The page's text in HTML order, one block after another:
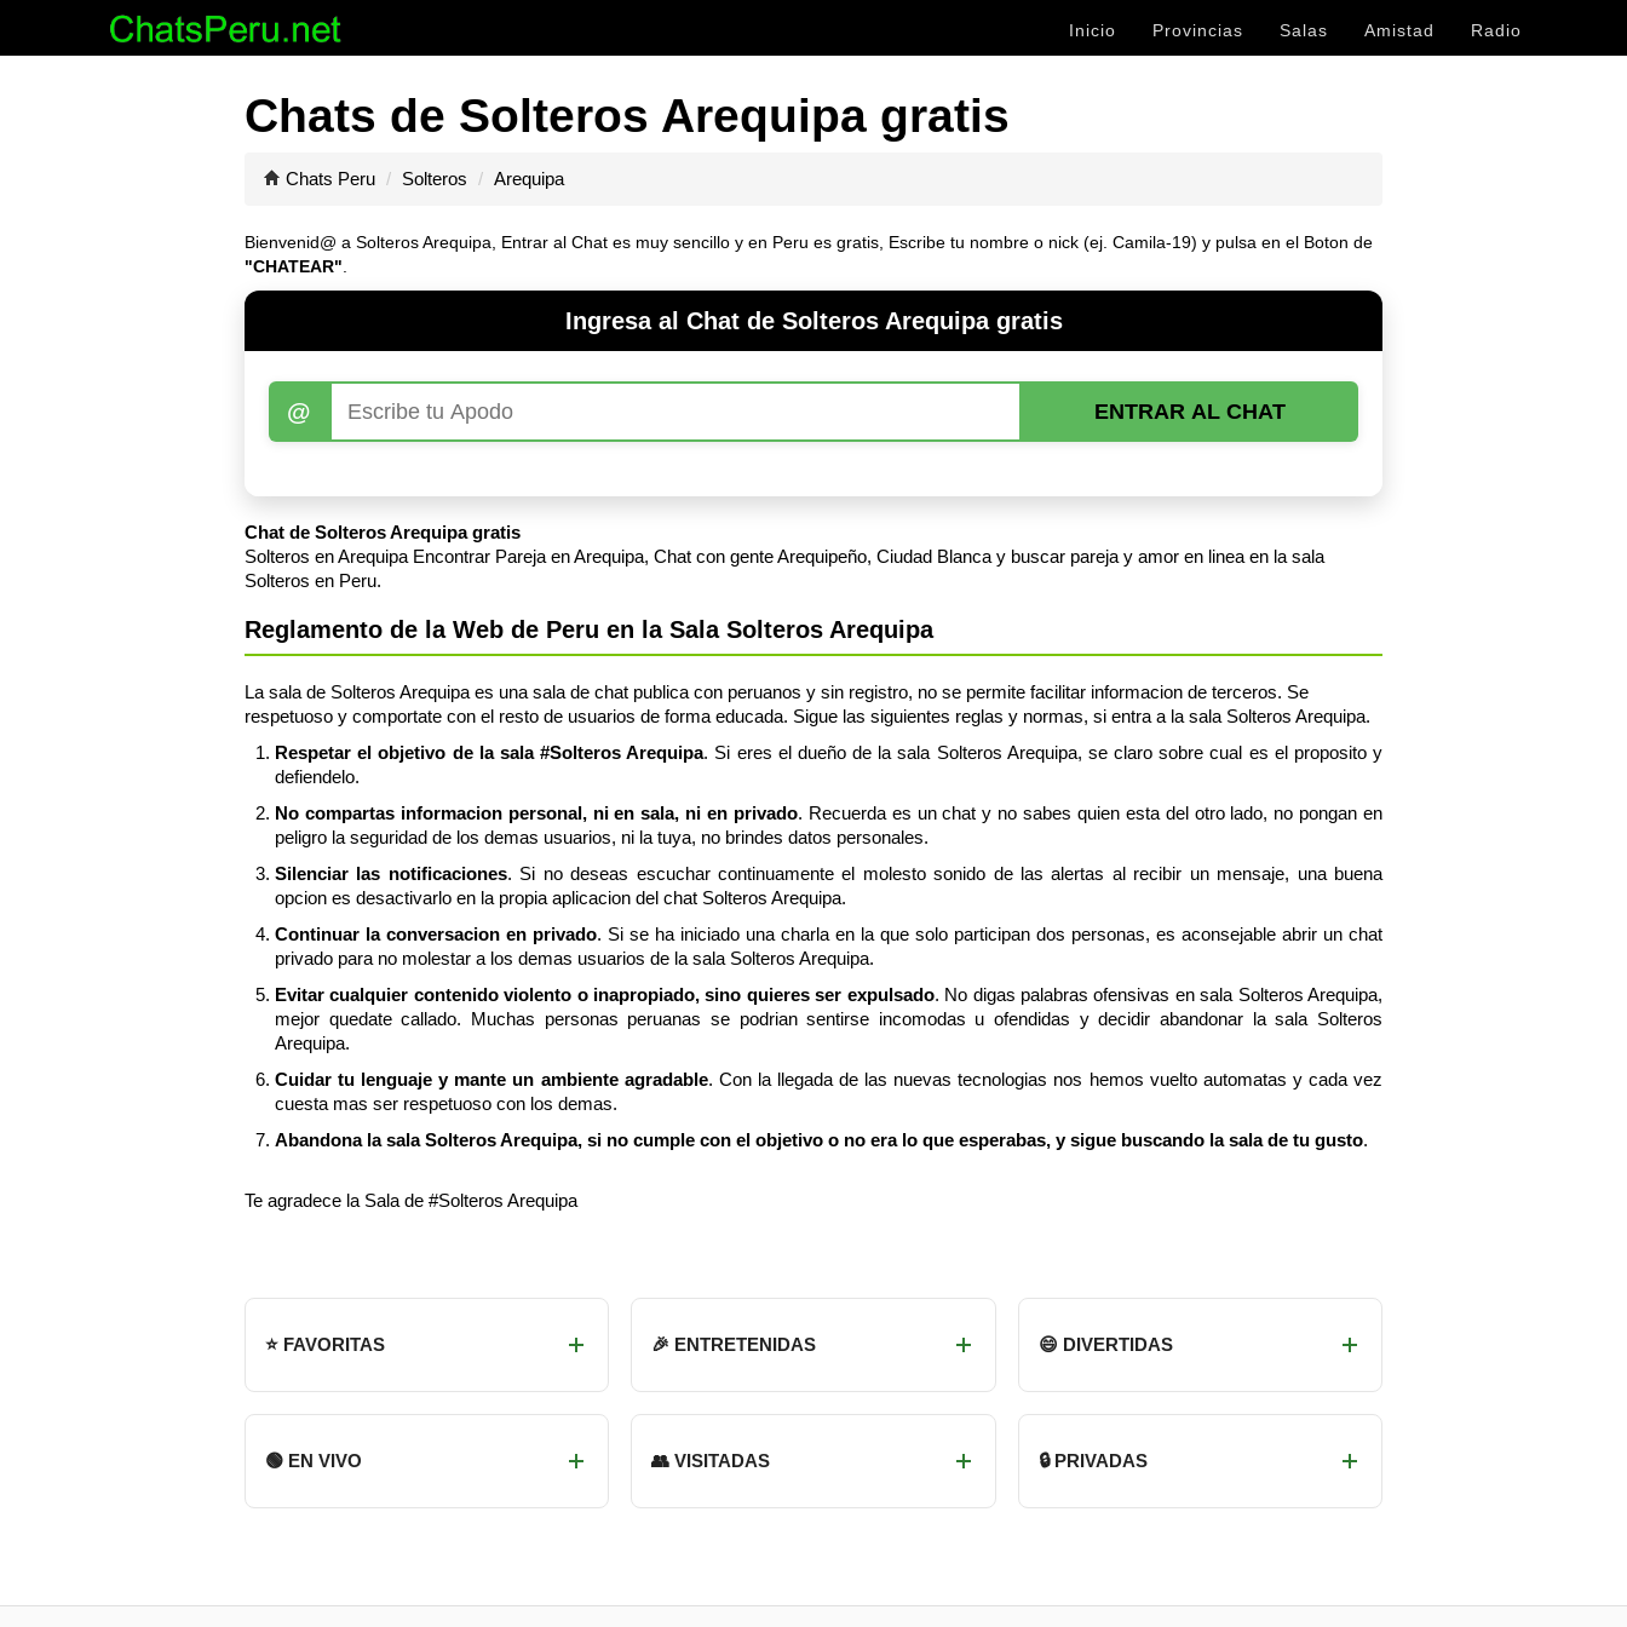
Inicio Provincias Salas Amistad Radio
Chats de Solteros Arequipa gratis
Chats Peru Solteros Arequipa
Bienvenid@ a Solteros Arequipa, Entrar al Chat es muy sencillo y en Peru es gratis, Escribe tu nombre o nick (ej. Camila-19) y pulsa en el Boton de
"CHATEAR"
Ingresa al Chat de Solteros Arequipa gratis
@ ENTRAR AL CHAT
Chat de Solteros Arequipa gratis
Solteros en Arequipa Encontrar Pareja en Arequipa, Chat con gente Arequipeño, Ciudad Blanca y buscar pareja y amor en linea en la sala
Solteros en Peru.
Reglamento de la Web de Peru en la Sala Solteros Arequipa
La sala de Solteros Arequipa es una sala de chat publica con peruanos y sin registro, no se permite facilitar informacion de terceros. Se
respetuoso y comportate con el resto de usuarios de forma educada. Sigue las siguientes reglas y normas, si entra a la sala Solteros Arequipa.
Respetar el objetivo de la sala #Solteros Arequipa. Si eres el dueño de la sala Solteros Arequipa, se claro sobre cual es el proposito y
defiendelo.
No compartas informacion personal, ni en sala, ni en privado. Recuerda es un chat y no sabes quien esta del otro lado, no pongan en
peligro la seguridad de los demas usuarios, ni la tuya, no brindes datos personales.
Silenciar las notificaciones. Si no deseas escuchar continuamente el molesto sonido de las alertas al recibir un mensaje, una buena
opcion es desactivarlo en la propia aplicacion del chat Solteros Arequipa.
Continuar la conversacion en privado. Si se ha iniciado una charla en la que solo participan dos personas, es aconsejable abrir un chat
privado para no molestar a los demas usuarios de la sala Solteros Arequipa.
Evitar cualquier contenido violento o inapropiado, sino quieres ser expulsado. No digas palabras ofensivas en sala Solteros Arequipa,
mejor quedate callado. Muchas personas peruanas se podrian sentirse incomodas u ofendidas y decidir abandonar la sala Solteros
Arequipa.
Cuidar tu lenguaje y mante un ambiente agradable. Con la llegada de las nuevas tecnologias nos hemos vuelto automatas y cada vez
cuesta mas ser respetuoso con los demas.
Abandona la sala Solteros Arequipa, si no cumple con el objetivo o no era lo que esperabas, y sigue buscando la sala de tu gusto.
Te agradece la Sala de #Solteros Arequipa
⭐ FAVORITAS 🎉 ENTRETENIDAS 😄 DIVERTIDAS
🟢 EN VIVO 👥 VISITADAS 🔒 PRIVADAS